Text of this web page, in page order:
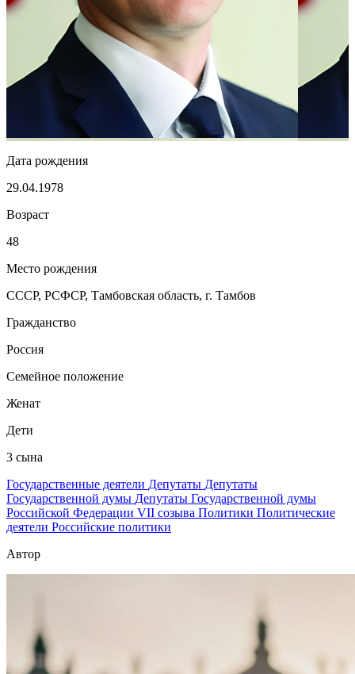
Дата рождения
29.04.1978
Возраст
48
Место рождения
СССР, РСФСР, Тамбовская область, г. Тамбов
Гражданство
Россия
Семейное положение
Женат
Дети
3 сына
Государственные деятели Депутаты Депутаты
Государственной думы Депутаты Государственной думы
Российской Федерации VII созыва Политики Политические
деятели Российские политики
Автор